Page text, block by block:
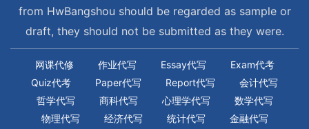
from HwBangshou should be regarded as sample or
draft, they should not be submitted as they were.
网课代修 作业代写 Essay代写
Exam代考
Quiz代考
Paper代写 Report代写
会计代写
哲学代写
商科代写 心理学代写
数学代写
物理代写
经济代写 统计代写
金融代写